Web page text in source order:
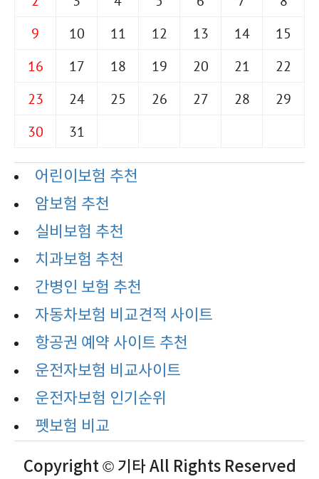
9
10 11 12 13 14
15
16
17 18 19 20 21
22
23
24 25 26 27 28
29
30
31
어린이보험 추천
암보험 추천
실비보험 추천
치과보험 추천
간병인 보험 추천
자동차보험 비교견적 사이트
항공권 예약 사이트 추천
운전자보험 비교사이트
운전자보험 인기순위
펫보험 비교
Copyright © 기타 All Rights Reserved